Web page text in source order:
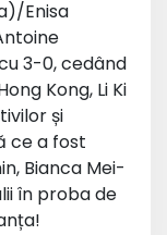
Enisa
3-0, cedând
Kong, Li Ki
și
ce a fost
Bianca Mei-
în proba de